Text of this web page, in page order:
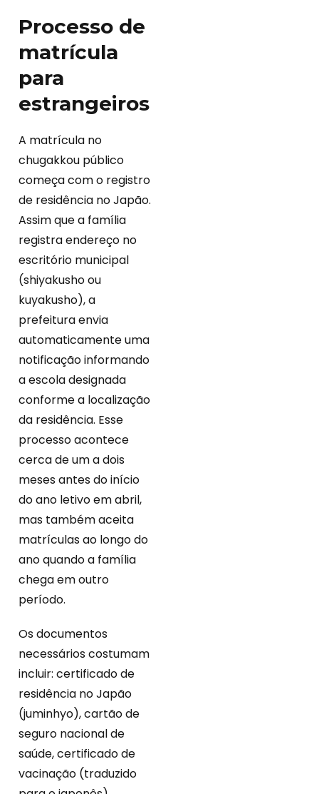
Processo de
matrícula
para
estrangeiros
A matrícula no
chugakkou público
começa com o registro
de residência no Japão.
Assim que a família
registra endereço no
escritório municipal
(shiyakusho ou
kuyakusho), a
prefeitura envia
automaticamente uma
notificação informando
a escola designada
conforme a localização
da residência. Esse
processo acontece
cerca de um a dois
meses antes do início
do ano letivo em abril,
mas também aceita
matrículas ao longo do
ano quando a família
chega em outro
período.
Os documentos
necessários costumam
incluir: certificado de
residência no Japão
(juminhyo), cartão de
seguro nacional de
saúde, certificado de
vacinação (traduzido